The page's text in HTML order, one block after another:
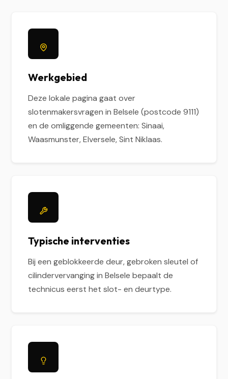
Werkgebied
Deze lokale pagina gaat over
slotenmakersvragen in Belsele (postcode 9111)
en de omliggende gemeenten: Sinaai,
Waasmunster, Elversele, Sint Niklaas.
Typische interventies
Bij een geblokkeerde deur, gebroken sleutel of
cilindervervanging in Belsele bepaalt de
technicus eerst het slot- en deurtype.